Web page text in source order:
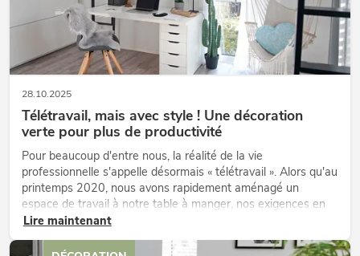
28.10.2025
Télétravail, mais avec style ! Une décoration
verte pour plus de productivité
Pour beaucoup d'entre nous, la réalité de la vie
professionnelle s'appelle désormais « télétravail ». Alors qu'au
printemps 2020, nous avons rapidement aménagé un
espace de travail à notre table à manger, nos exigences en
matière d'environnement de travail accueillant ont depuis
Lire maintenant